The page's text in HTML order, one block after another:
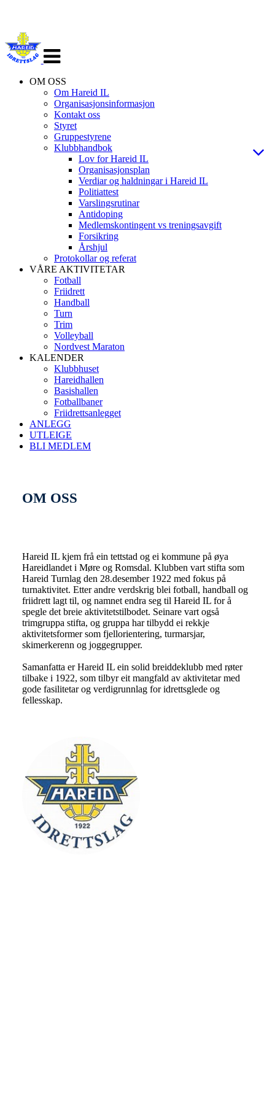
navigasjon
OM OSS
Om Hareid IL
Organisasjonsinformasjon
Kontakt oss
Styret
Gruppestyrene
Klubbhandbok
Lov for Hareid IL
Organisasjonsplan
Verdiar og haldningar i Hareid IL
Politiattest
Varslingsrutinar
Antidoping
Medlemskontingent vs treningsavgift
Forsikring
Årshjul
Protokollar og referat
VÅRE AKTIVITETAR
Fotball
Friidrett
Handball
Turn
Trim
Volleyball
Nordvest Maraton
KALENDER
Klubbhuset
Hareidhallen
Basishallen
Fotballbaner
Friidrettsanlegget
ANLEGG
UTLEIGE
BLI MEDLEM
OM OSS
Hareid IL kjem frå ein tettstad og ei kommune på øya
Hareidlandet i Møre og Romsdal. Klubben vart stifta som
Hareid Turnlag den 28.desember 1922 med fokus på
turnaktivitet. Etter andre verdskrig blei fotball, handball og
friidrett lagt til, og namnet endra seg til Hareid IL for å
spegle det breie aktivitetstilbodet. Seinare vart også
trimgruppa stifta, og gruppa har tilbydd ei rekkje
aktivitetsformer som fjellorientering, turmarsjar,
skimerkerenn og joggegrupper.
Samanfatta er Hareid IL ein solid breiddeklubb med røter
tilbake i 1922, som tilbyr eit mangfald av aktivitetar med
gode fasilitetar og verdigrunnlag for idrettsglede og
fellesskap.